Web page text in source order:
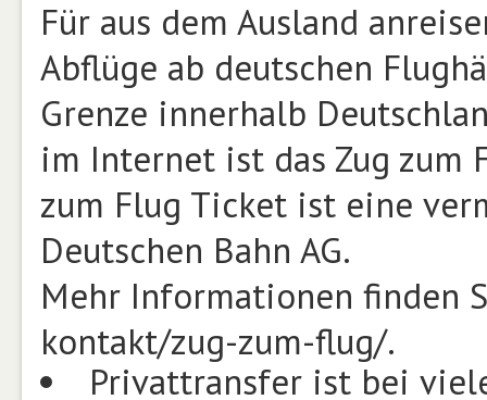
Für aus dem Ausland
Abflüge ab deutschen
Grenze innerhalb
im Internet ist das Zug zum
zum Flug Ticket ist eine
Deutschen Bahn AG.
Mehr Informationen finden
kontakt/zug-zum-flug/.
Privattransfer ist bei